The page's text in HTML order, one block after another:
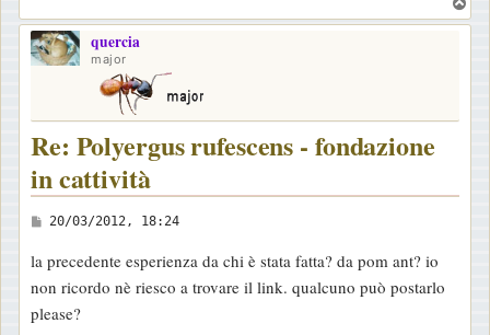
o
quercia
major
Re: Polyergus rufescens - fondazione
in cattività
M
s
s
a
20/03/2012, 18:24
la precedente esperienza da chi è stata fatta? da pom ant? io
non ricordo nè riesco a trovare il link. qualcuno può postarlo
please?